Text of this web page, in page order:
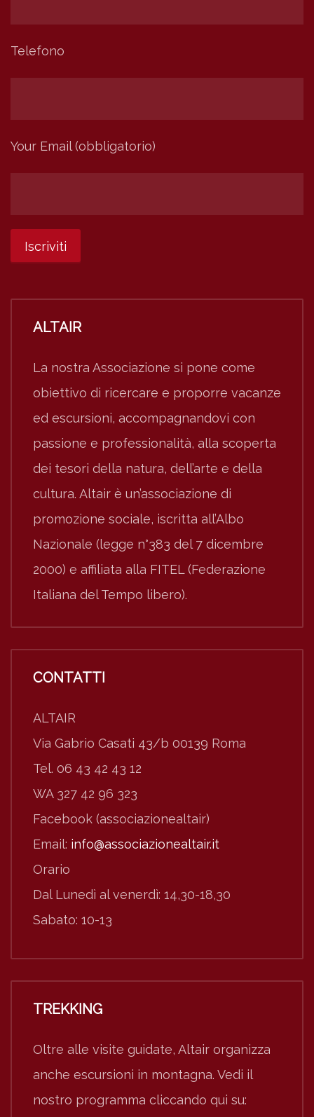
Telefono
Your Email (obbligatorio)
ALTAIR
La nostra Associazione si pone come
obiettivo di ricercare e proporre vacanze
ed escursioni, accompagnandovi con
passione e professionalità, alla scoperta
dei tesori della natura, dell’arte e della
cultura. Altair è un’associazione di
promozione sociale, iscritta all’Albo
Nazionale (legge n°383 del 7 dicembre
2000) e affiliata alla FITEL (Federazione
Italiana del Tempo libero).
CONTATTI
ALTAIR
Via Gabrio Casati 43/b 00139 Roma
Tel. 06 43 42 43 12
WA 327 42 96 323
Facebook (associazionealtair)
Email: info@associazionealtair.it
Orario
Dal Lunedì al venerdì: 14,30-18,30
Sabato: 10-13
TREKKING
Oltre alle visite guidate, Altair organizza
anche escursioni in montagna. Vedi il
nostro programma cliccando qui su: